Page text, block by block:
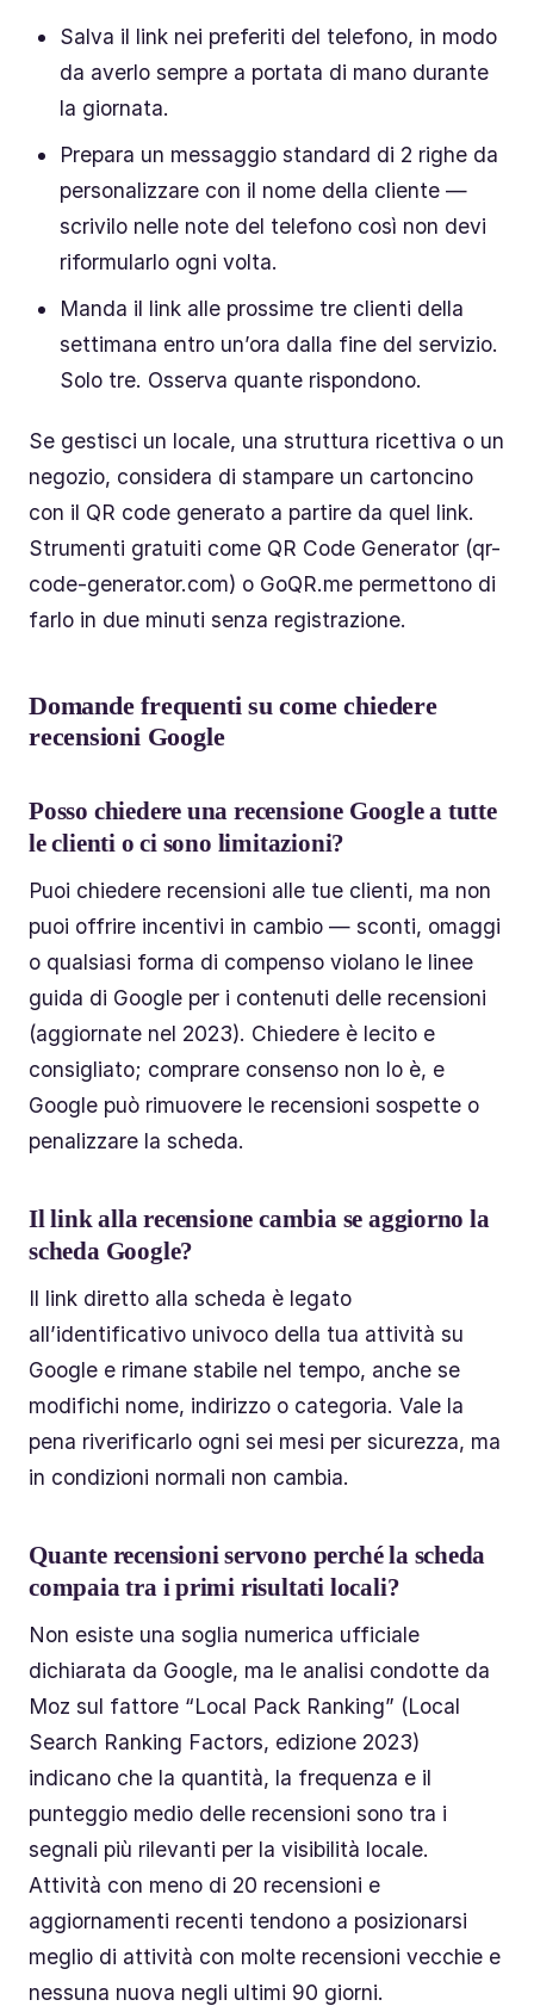
Salva il link nei preferiti del telefono, in modo
da averlo sempre a portata di mano durante
la giornata.
Prepara un messaggio standard di 2 righe da
personalizzare con il nome della cliente —
scrivilo nelle note del telefono così non devi
riformularlo ogni volta.
Manda il link alle prossime tre clienti della
settimana entro un’ora dalla fine del servizio.
Solo tre. Osserva quante rispondono.
Se gestisci un locale, una struttura ricettiva o un
negozio, considera di stampare un cartoncino
con il QR code generato a partire da quel link.
Strumenti gratuiti come QR Code Generator (qr-
code-generator.com) o GoQR.me permettono di
farlo in due minuti senza registrazione.
Domande frequenti su come chiedere
recensioni Google
Posso chiedere una recensione Google a tutte
le clienti o ci sono limitazioni?
Puoi chiedere recensioni alle tue clienti, ma non
puoi offrire incentivi in cambio — sconti, omaggi
o qualsiasi forma di compenso violano le linee
guida di Google per i contenuti delle recensioni
(aggiornate nel 2023). Chiedere è lecito e
consigliato; comprare consenso non lo è, e
Google può rimuovere le recensioni sospette o
penalizzare la scheda.
Il link alla recensione cambia se aggiorno la
scheda Google?
Il link diretto alla scheda è legato
all’identificativo univoco della tua attività su
Google e rimane stabile nel tempo, anche se
modifichi nome, indirizzo o categoria. Vale la
pena riverificarlo ogni sei mesi per sicurezza, ma
in condizioni normali non cambia.
Quante recensioni servono perché la scheda
compaia tra i primi risultati locali?
Non esiste una soglia numerica ufficiale
dichiarata da Google, ma le analisi condotte da
Moz sul fattore “Local Pack Ranking” (Local
Search Ranking Factors, edizione 2023)
indicano che la quantità, la frequenza e il
punteggio medio delle recensioni sono tra i
segnali più rilevanti per la visibilità locale.
Attività con meno di 20 recensioni e
aggiornamenti recenti tendono a posizionarsi
meglio di attività con molte recensioni vecchie e
nessuna nuova negli ultimi 90 giorni.